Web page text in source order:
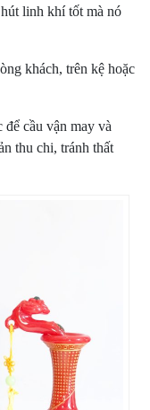
linh khí tốt mà nó
khách, trên kệ hoặc
cầu vận may và
thu chi, tránh thất